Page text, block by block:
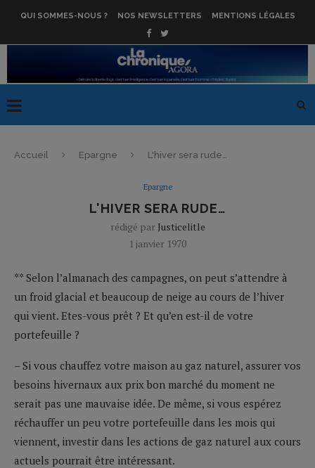
QUI SOMMES-NOUS ? NOS NEWSLETTERS MENTIONS LÉGALES
Accueil Epargne L'hiver sera rude…
Epargne
L'HIVER SERA RUDE…
rédigé par Justicelitle
1 janvier 1970
** Selon l’almanach des campagnes, on peut s’attendre à
un froid glacial et beaucoup de neige au cours de l’hiver
qui vient. Etes-vous prêt ? Et qu’en est-il de votre
portefeuille ?
– Si vous chauffez votre maison au gaz naturel, assurer vos
besoins hivernaux aux prix bon marché du moment ne
serait pas une mauvaise idée. De même, si vous espérez
réchauffer un peu votre portefeuille dans les mois qui
viennent, investir dans les actions de gaz naturel aux cours
actuels pourrait être intéressant.